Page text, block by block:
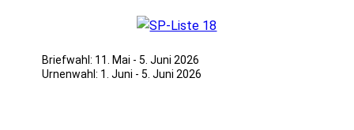
Briefwahl: 11. Mai - 5. Juni 2026
Urnenwahl: 1. Juni - 5. Juni 2026